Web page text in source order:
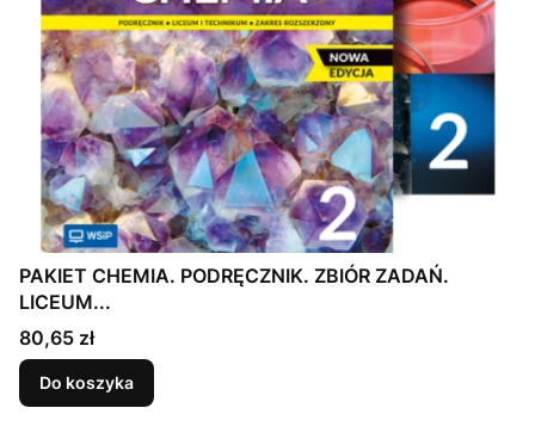
PAKIET CHEMIA. PODRĘCZNIK. ZBIÓR ZADAŃ.
LICEUM...
Cena
80,65 zł
Do koszyka